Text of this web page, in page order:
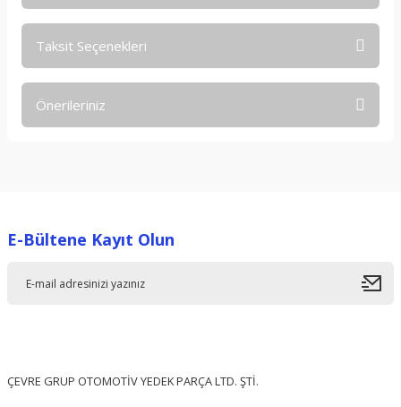
Taksit Seçenekleri
Önerileriniz
Ürün resmi kalitesiz, bozuk veya görüntülenemiyor.
E-Bültene Kayıt Olun
ÇEVRE GRUP OTOMOTİV YEDEK PARÇA LTD. ŞTİ.